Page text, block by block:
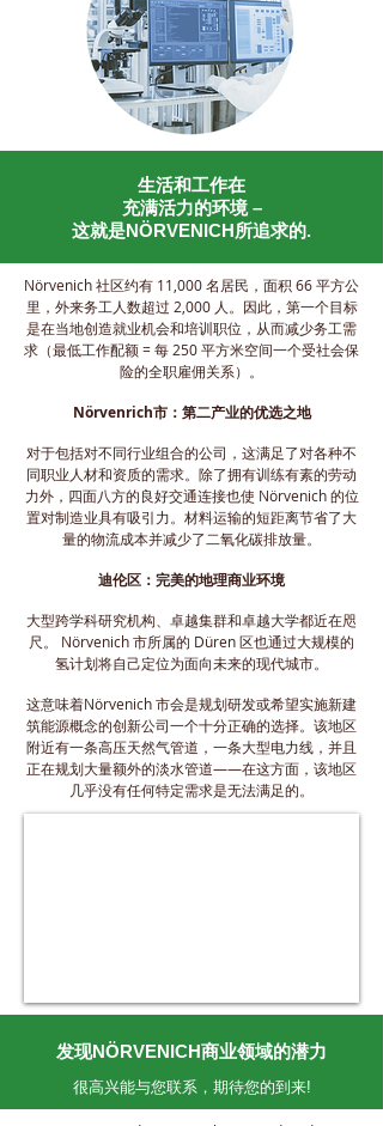
Nörvenich 社区约有 11,000 名居民，面积 66 平方公
里，外来务工人数超过 2,000 人。因此，第一个目标
是在当地创造就业机会和培训职位，从而减少务工需
求（最低工作配额 = 每 250 平方米空间一个受社会保
险的全职雇佣关系）。
Nörvenrich市：第二产业的优选之地
对于包括对不同行业组合的公司，这满足了对各种不
同职业人材和资质的需求。除了拥有训练有素的劳动
力外，四面八方的良好交通连接也使 Nörvenich 的位
置对制造业具有吸引力。材料运输的短距离节省了大
量的物流成本并减少了二氧化碳排放量。
迪伦区：完美的地理商业环境
大型跨学科研究机构、卓越集群和卓越大学都近在咫
尺。 Nörvenich 市所属的 Düren 区也通过大规模的
氢计划将自己定位为面向未来的现代城市。
这意味着Nörvenich 市会是规划研发或希望实施新建
筑能源概念的创新公司一个十分正确的选择。该地区
附近有一条高压天然气管道，一条大型电力线，并且
正在规划大量额外的淡水管道——在这方面，该地区
几乎没有任何特定需求是无法满足的。
发现NÖRVENICH商业领域的潜力
很高兴能与您联系，期待您的到来!
生活和工作在
充满活力的环境 –
这就是NÖRVENICH所追求的.